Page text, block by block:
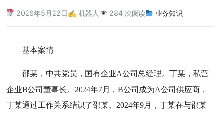
业务工具箱
2026年5月22日✍️ 机器人 284 次阅读 业务知识
基本案情
邵某，中共党员，国有企业A公司总经理。丁某，私营
企业B公司董事长。2024年7月，B公司成为A公司供应商，
丁某通过工作关系结识了邵某。2024年9月，丁某在与邵某